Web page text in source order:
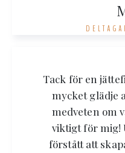
Tack för en
mycket glädje
medveten om
viktigt för mig!
förstått att